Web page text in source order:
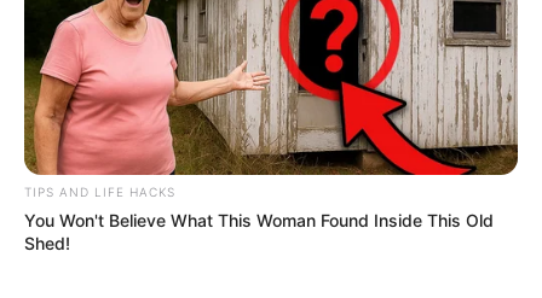
TIPS AND LIFE HACKS
You Won't Believe What This Woman Found Inside This Old
Shed!